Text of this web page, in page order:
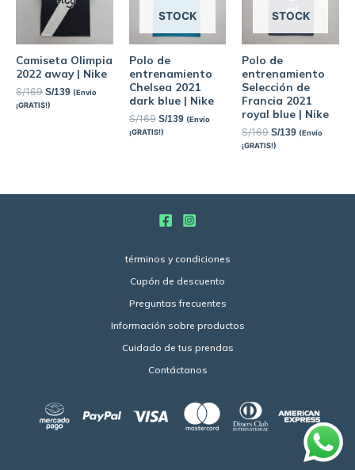
Camiseta Olimpia
2022 away | Nike
S/169 S/139 (Envío
¡GRATIS!)
STOCK
Polo de
entrenamiento
Chelsea 2021
dark blue | Nike
S/169 S/139 (Envío
¡GRATIS!)
STOCK
Polo de
entrenamiento
Selección de
Francia 2021
royal blue | Nike
S/169 S/139 (Envío
¡GRATIS!)
términos y condiciones
Cupón de descuento
Preguntas frecuentes
Información sobre productos
Cuidado de tus prendas
Contáctanos